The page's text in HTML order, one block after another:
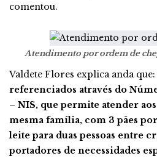
comentou.
Atendimento por ordem de
Valdete Flores explica anda que:
referenciados através do
– NIS, que permite atender
mesma família, com 3 pães
leite para duas pessoas entre
portadores de necessidades